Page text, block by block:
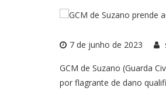
7 de junho de 2023
GCM de Suzano (Guarda
por flagrante de dano